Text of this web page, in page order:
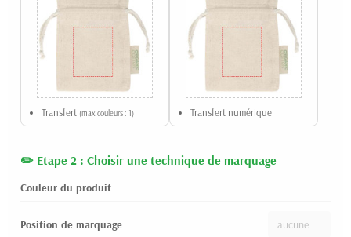
Transfert (max couleurs : 1) Transfert numérique
Etape 2 : Choisir une technique de marquage
Couleur du produit
Position de marquage